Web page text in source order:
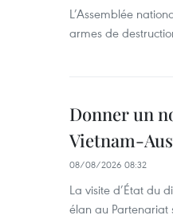
L’Assemblée
armes de
Donner un
Vietnam-
08/08/2026 08:32
La visite d’État du
élan au Partenariat